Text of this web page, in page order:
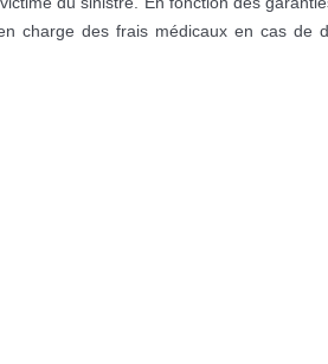
des frais médicaux en cas de